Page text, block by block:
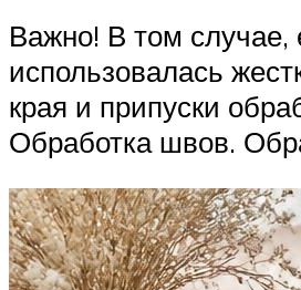
Важно! В том случае,
использовалась
края и припуски
Обработка швов.